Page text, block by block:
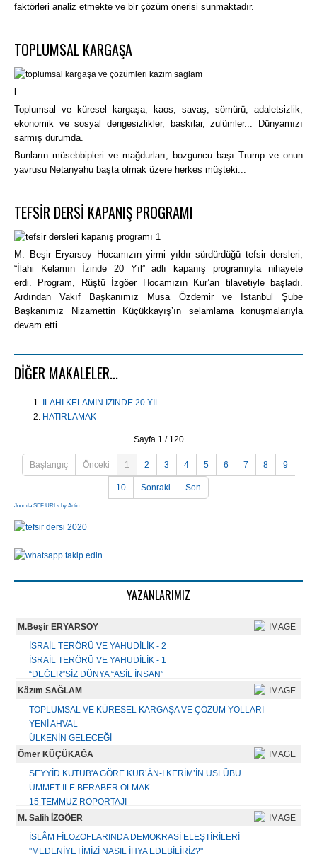
faktörleri analiz etmekte ve bir çözüm önerisi sunmaktadır.
TOPLUMSAL KARGAŞA
Toplumsal ve küresel kargaşa, kaos, savaş, sömürü, adaletsizlik,
ekonomik ve sosyal dengesizlikler, baskılar, zulümler... Dünyamızı
sarmış durumda.
Bunların müsebbipleri ve mağdurları, bozguncu başı Trump ve onun
yavrusu Netanyahu başta olmak üzere herkes müşteki...
TEFSİR DERSİ KAPANIŞ PROGRAMI
M. Beşir Eryarsoy Hocamızın yirmi yıldır sürdürdüğü tefsir dersleri,
“İlahi Kelamın İzinde 20 Yıl” adlı kapanış programıyla nihayete
erdi.
Program, Rüştü İzgöer Hocamızın Kur’an tilavetiyle başladı.
Ardından Vakıf Başkanımız Musa Özdemir ve İstanbul Şube
Başkanımız Nizamettin Küçükkayış’ın selamlama konuşmalarıyla
devam etti.
DIĞER MAKALELER...
İLAHİ KELAMIN İZİNDE 20 YIL
HATIRLAMAK
Sayfa 1 / 120
Başlangıç Önceki 1 2 3 4 5 6 7 8 9
10 Sonraki Son
Joomla SEF URLs by Artio
YAZANLARIMIZ
M.Beşir ERYARSOY
İSRAİL TERÖRÜ VE YAHUDİLİK - 2
İSRAİL TERÖRÜ VE YAHUDİLİK - 1
“DEĞER”SİZ DÜNYA “ASİL İNSAN”
BAYRAM TEBRİĞİ YERİNE
KİTAB-MÎZÂN-DEMİR
KORONA VİRÜS'ÜN HATIRLATTIKLARI
TÜRKİYE VE DÜNYA GÜNDEMİ İLE İLGİLENMENİN GEREKLİLİĞİ - 2
TÜRKİYE VE DÜNYA GÜNDEMİ İLE İLGİLENMENİN GEREKLİLİĞİ-1
ATALETİMİZİN SEBEPLERİ
BAYRAM TEBRİĞİ
Tüm yazıları...
Kâzım SAĞLAM
TOPLUMSAL VE KÜRESEL KARGAŞA VE ÇÖZÜM YOLLARI
YENİ AHVAL
ÜLKENİN GELECEĞİ
KARGAŞA DÖNEMİNİN AHVALİ
BİR ÇAĞRI VEYA ÇIĞLIK
SİYASETİ/ÜLKEYİ ANLAMA BİÇİMLERİ
AÇILIM - ATILIM
BAYRAM MESAJI 2023
GEÇMİŞ OLSUN TÜRKİYE
Ömer KÜÇÜKAĞA
SEYYİD KUTUB'A GÖRE KUR’ÂN-I KERİM’İN USLÛBU
ÜMMET İLE BERABER OLMAK
15 TEMMUZ RÖPORTAJI
Mısır'ın İstiklal Mahkemeleri
İsrail : Tevrata İhanet Edenlerin Devletidir
Tüm yazıları...
M. Salih İZGÖER
İSLÂM FİLOZOFLARINDA DEMOKRASİ ELEŞTİRİLERİ
"MEDENİYETİMİZİ NASIL İHYA EDEBİLİRİZ?"